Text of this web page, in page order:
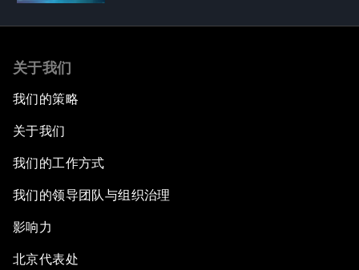
关于我们
我们的策略
关于我们
我们的工作方式
我们的领导团队与组织治理
影响力
北京代表处